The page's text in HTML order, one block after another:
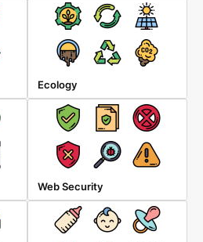
Ecology
Web Security